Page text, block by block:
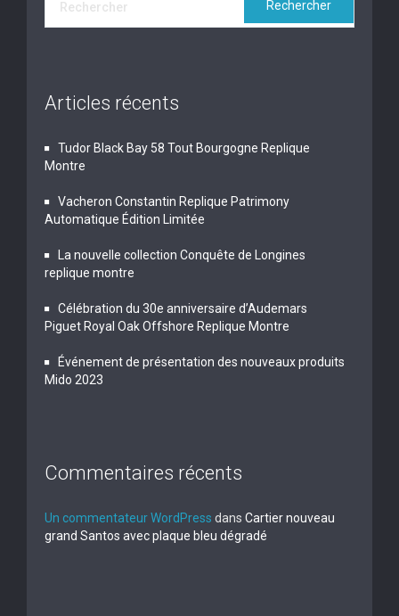
Articles récents
Tudor Black Bay 58 Tout Bourgogne Replique
Montre
Vacheron Constantin Replique Patrimony
Automatique Édition Limitée
La nouvelle collection Conquête de Longines
replique montre
Célébration du 30e anniversaire d’Audemars
Piguet Royal Oak Offshore Replique Montre
Événement de présentation des nouveaux produits
Mido 2023
Commentaires récents
Un commentateur WordPress dans Cartier nouveau
grand Santos avec plaque bleu dégradé